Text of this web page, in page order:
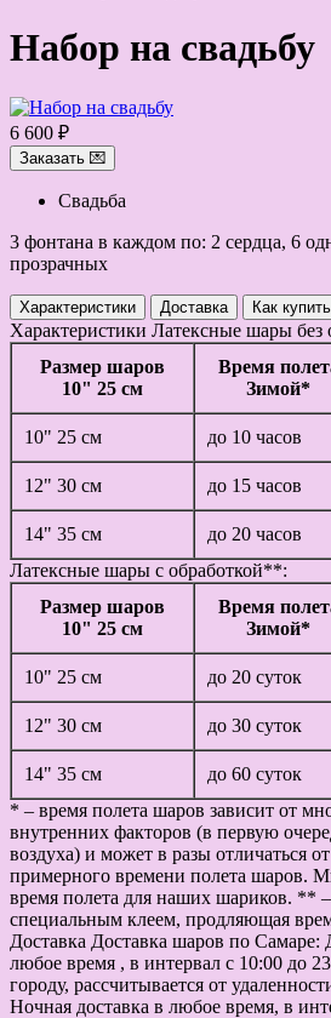
Набор на свадьбу
6 600 ₽
Заказать 💌
Свадьба
3 фонтана в каждом по: 2 сердца, 6
прозрачных
Характеристики Доставка Как купить
Характеристики Латексные шары без
Размер шаров
10" 25 см
Время
Зимой*
10" 25 см до 10 часов
12" 30 см до 15 часов
14" 35 см до 20 часов
Латексные шары с обработкой**:
Размер шаров
10" 25 см
Время
Зимой*
10" 25 см до 20 суток
12" 30 см до 30 суток
14" 35 см до 60 суток
* – время полета шаров зависит от
внутренних факторов (в первую
воздуха) и может в разы отличаться
примерного времени полета шаров.
время полета для наших шариков. **
специальным клеем, продляющая
Доставка Доставка шаров по Самаре:
любое время , в интервал с 10:00 до
городу, рассчитывается от
Ночная доставка в любое время, в